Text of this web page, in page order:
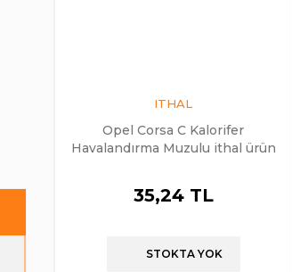
ITHAL
Opel Corsa C Kalorifer
Havalandırma Muzulu ithal ürün
35,24 TL
STOKTA YOK